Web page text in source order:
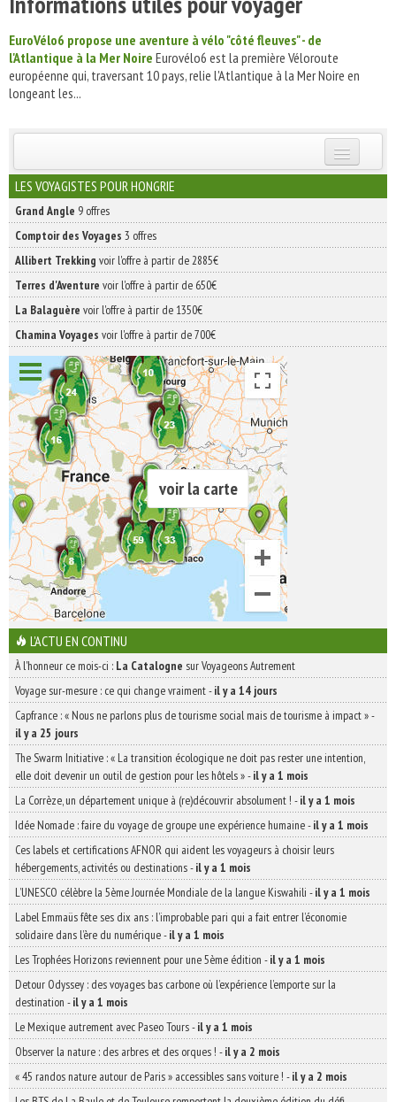
EuroVélo6 propose une aventure à vélo "côté fleuves" - de
l'Atlantique à la Mer Noire Eurovélo6 est la première Véloroute
européenne qui, traversant 10 pays, relie l'Atlantique à la Mer Noire en
longeant les...
INSCRIVEZ-VOUS | ABONNEZ-VOUS
LES VOYAGISTES POUR HONGRIE
Grand Angle 9 offres
Comptoir des Voyages 3 offres
Allibert Trekking voir l'offre à partir de 2885€
Terres d'Aventure voir l'offre à partir de 650€
La Balaguère voir l'offre à partir de 1350€
Chamina Voyages voir l'offre à partir de 700€
voir la carte
L'ACTU EN CONTINU
À l'honneur ce mois-ci : La Catalogne sur Voyageons Autrement
Voyage sur-mesure : ce qui change vraiment-il y a 14 jours
Capfrance : « Nous ne parlons plus de tourisme social mais de tourisme à impact »-
il y a 25 jours
The Swarm Initiative : « La transition écologique ne doit pas rester une intention,
elle doit devenir un outil de gestion pour les hôtels »-il y a 1 mois
La Corrèze, un département unique à (re)découvrir absolument ! -il y a 1 mois
Idée Nomade : faire du voyage de groupe une expérience humaine-il y a 1 mois
Ces labels et certifications AFNOR qui aident les voyageurs à choisir leurs
hébergements, activités ou destinations-il y a 1 mois
L’UNESCO célèbre la 5ème Journée Mondiale de la langue Kiswahili -il y a 1 mois
Label Emmaüs fête ses dix ans : l’improbable pari qui a fait entrer l’économie
solidaire dans l’ère du numérique-il y a 1 mois
Les Trophées Horizons reviennent pour une 5ème édition -il y a 1 mois
Detour Odyssey : des voyages bas carbone où l’expérience l’emporte sur la
destination -il y a 1 mois
Le Mexique autrement avec Paseo Tours-il y a 1 mois
Observer la nature : des arbres et des orques ! -il y a 2 mois
« 45 randos nature autour de Paris » accessibles sans voiture ! -il y a 2 mois